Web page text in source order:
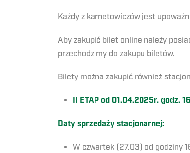
Każdy z karnetowiczów jest
Aby zakupić bilet online należy
przechodzimy do zakupu biletów.
Bilety można zakupić również
II ETAP od 01.04.2025r. godz.
Daty sprzedaży stacjonarnej:
W czwartek (27.03) od godziny